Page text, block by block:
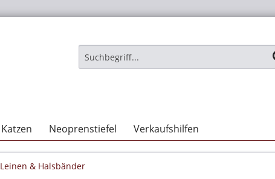
Katzen Neoprenstiefel Verkaufshilfen
Leinen & Halsbänder